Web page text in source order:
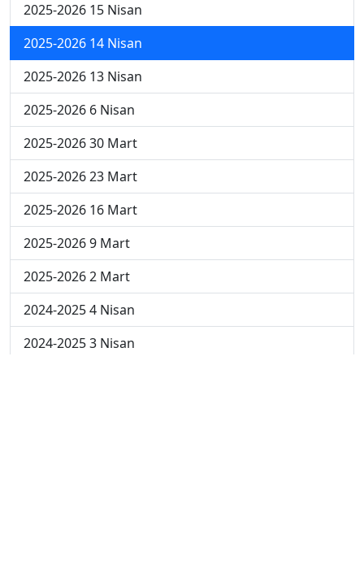
2025-2026 15 Nisan
2025-2026 14 Nisan
2025-2026 13 Nisan
2025-2026 6 Nisan
2025-2026 30 Mart
2025-2026 23 Mart
2025-2026 16 Mart
2025-2026 9 Mart
2025-2026 2 Mart
2024-2025 4 Nisan
2024-2025 3 Nisan